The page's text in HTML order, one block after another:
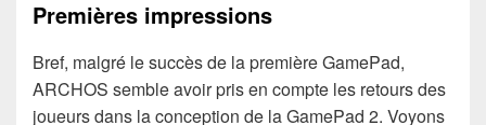
Premières impressions
Bref, malgré le succès de la première GamePad,
ARCHOS semble avoir pris en compte les retours des
joueurs dans la conception de la GamePad 2. Voyons